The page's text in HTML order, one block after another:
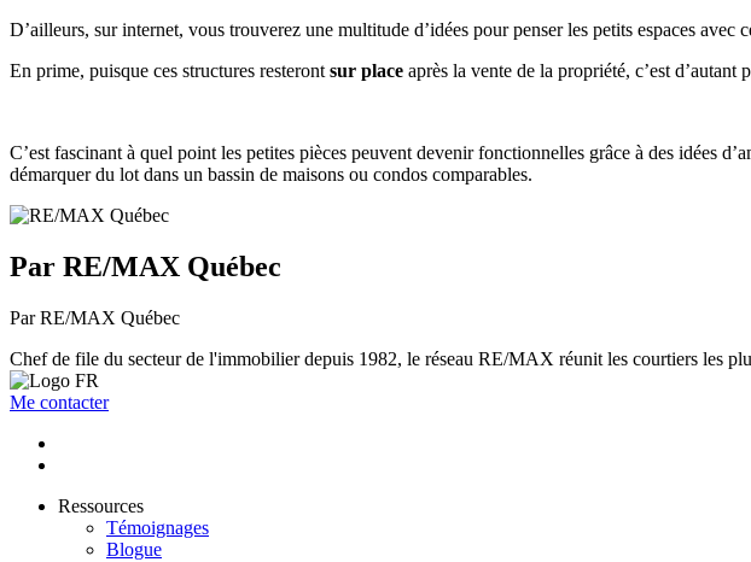
D’ailleurs, sur internet, vous trouverez une multitude d’idées pour penser les petits espaces avec
En prime, puisque ces structures resteront sur place après la vente de la propriété, c’est d’autant
C’est fascinant à quel point les petites pièces peuvent devenir fonctionnelles grâce à des idées
démarquer du lot dans un bassin de maisons ou condos comparables.
Par RE/MAX Québec
Par RE/MAX Québec
Chef de file du secteur de l'immobilier depuis 1982, le réseau RE/MAX réunit les courtiers les
Me contacter
Ressources
Témoignages
Blogue